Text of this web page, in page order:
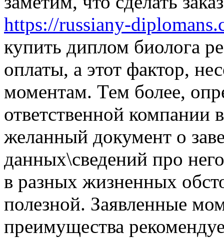
https://russiany-
купить диплом биолога
оплаты, а этот фактор,
моментам. Тем более,
ответственной компании
желанный документ о
данных\сведений про
в разных жизненных
полезной. Заявленные
преимущества